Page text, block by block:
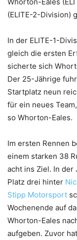
(ELITE-2-Division)
In der ELITE-1-
gleich die ersten
sicherte sich
Der 25-Jährige
Startplatz neun
für ein neues
so Whorton-Eales.
Im ersten Rennen
einem starken 38
acht ins Ziel. In
Platz drei hinter
Stipp Motorsport
Wochenende auf
Whorton-Eales
aufgeben. Zuvor